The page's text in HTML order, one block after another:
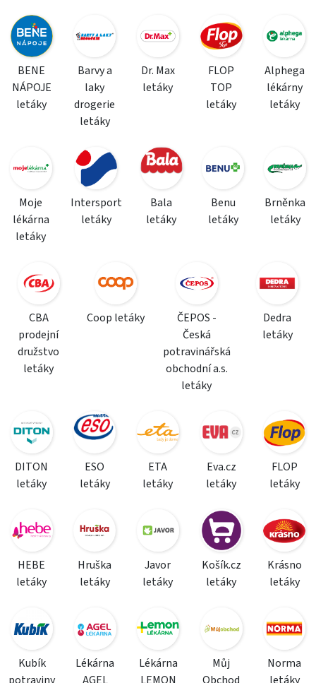
BENE
NÁPOJE
letáky
Barvy a
laky
drogerie
letáky
Dr. Max
letáky
FLOP
TOP
letáky
Alphega
lékárny
letáky
Moje
lékárna
letáky
Intersport
letáky
Bala
letáky
Benu
letáky
Brněnka
letáky
CBA
prodejní
družstvo
letáky
Coop letáky
ČEPOS -
Česká
potravinářská
obchodní a.s.
letáky
Dedra
letáky
DITON
letáky
ESO
letáky
ETA
letáky
Eva.cz
letáky
FLOP
letáky
HEBE
letáky
Hruška
letáky
Javor
letáky
Košík.cz
letáky
Krásno
letáky
Kubík
Lékárna
Lékárna
Můj
Norma